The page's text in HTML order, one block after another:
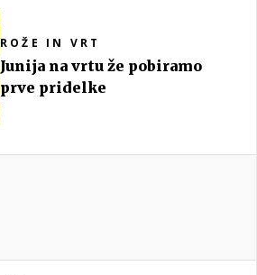
ROŽE IN VRT
Junija na vrtu že pobiramo
prve pridelke